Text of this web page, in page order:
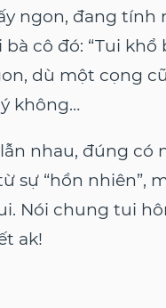
ngon, đang tính
cô đó: “Tui khổ
dù một cọng
không…
nhau, đúng có
sự “hồn nhiên”,
Nói chung tui
ak!